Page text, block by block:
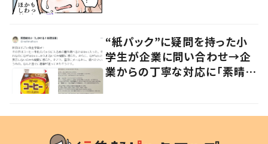
“紙パック”に疑問を持った小
学生が企業に問い合わせ→企
業からの丁寧な対応に「素晴ら